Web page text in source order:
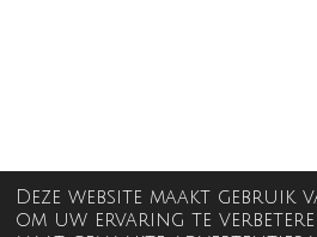
Deze website maakt gebruik
om uw ervaring te